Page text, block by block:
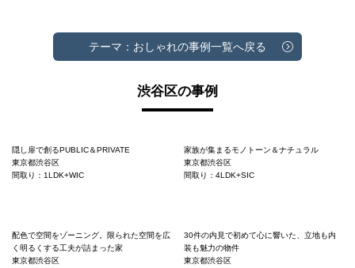
テーマ：おしゃれの事例一覧へ戻る
渋谷区の事例
隠し扉で創るPUBLIC＆PRIVATE
東京都渋谷区
間取り：1LDK+WIC
家族が集まるモノトーン＆ナチュラル
東京都渋谷区
間取り：4LDK+SIC
配色で空間をゾーニング。限られた空間を広
く明るくする工夫が詰まった家
東京都渋谷区
30件の内見で初めて心に響いた、立地も内
装も魅力の物件
東京都渋谷区